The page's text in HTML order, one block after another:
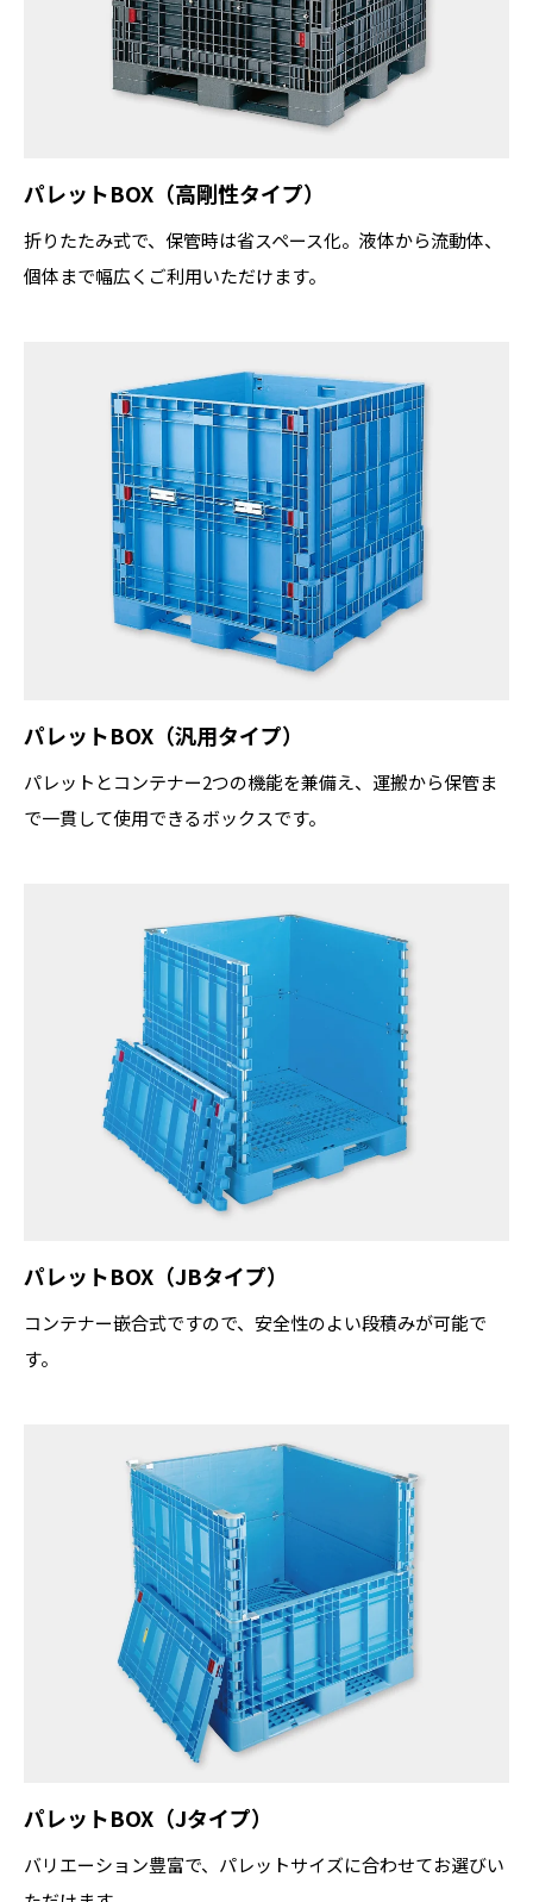
パレットBOX（高剛性タイプ）
折りたたみ式で、保管時は省スペース化。液体から流動体、
個体まで幅広くご利用いただけます。
パレットBOX（汎用タイプ）
パレットとコンテナー2つの機能を兼備え、運搬から保管ま
で一貫して使用できるボックスです。
パレットBOX（JBタイプ）
コンテナー嵌合式ですので、安全性のよい段積みが可能で
す。
パレットBOX（Jタイプ）
バリエーション豊富で、パレットサイズに合わせてお選びい